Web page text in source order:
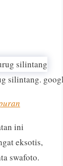
silintang.
ini
eksotis,
swafoto.